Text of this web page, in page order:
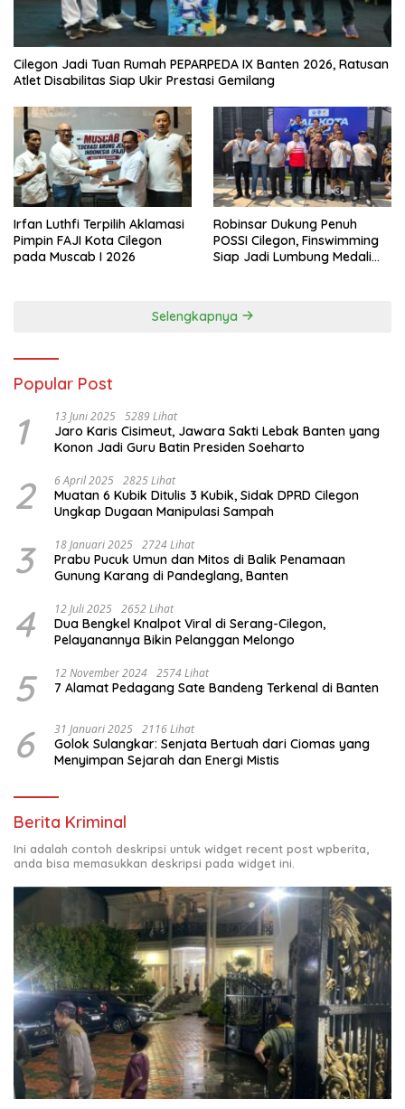
Cilegon Jadi Tuan Rumah PEPARPEDA IX Banten 2026, Ratusan
Atlet Disabilitas Siap Ukir Prestasi Gemilang
Irfan Luthfi Terpilih Aklamasi
Pimpin FAJI Kota Cilegon
pada Muscab I 2026
Robinsar Dukung Penuh
POSSI Cilegon, Finswimming
Siap Jadi Lumbung Medali
Selengkapnya
Popular Post
1 13 Juni 2025 5289 Lihat
Jaro Karis Cisimeut, Jawara Sakti Lebak Banten yang
Konon Jadi Guru Batin Presiden Soeharto
2 6 April 2025 2825 Lihat
Muatan 6 Kubik Ditulis 3 Kubik, Sidak DPRD Cilegon
Ungkap Dugaan Manipulasi Sampah
3 18 Januari 2025 2724 Lihat
Prabu Pucuk Umun dan Mitos di Balik Penamaan
Gunung Karang di Pandeglang, Banten
4 12 Juli 2025 2652 Lihat
Dua Bengkel Knalpot Viral di Serang-Cilegon,
Pelayanannya Bikin Pelanggan Melongo
5 12 November 2024 2574 Lihat
7 Alamat Pedagang Sate Bandeng Terkenal di Banten
6 31 Januari 2025 2116 Lihat
Golok Sulangkar: Senjata Bertuah dari Ciomas yang
Menyimpan Sejarah dan Energi Mistis
Berita Kriminal
Ini adalah contoh deskripsi untuk widget recent post wpberita,
anda bisa memasukkan deskripsi pada widget ini.